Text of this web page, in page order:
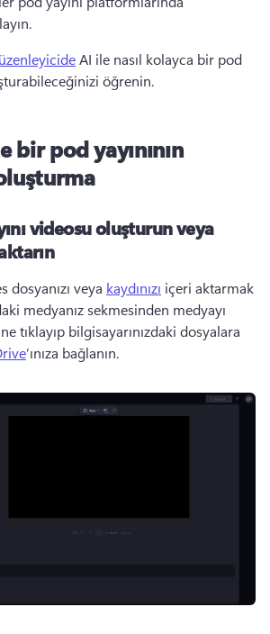
AI ile nasıl kolayca bir pod
öğrenin.
bir pod yayınının
videosu oluşturun veya
dosyanızı veya kaydınızı içeri aktarmak
medyanız sekmesinden medyayı
tıklayıp bilgisayarınızdaki dosyalara
’ınıza bağlanın.